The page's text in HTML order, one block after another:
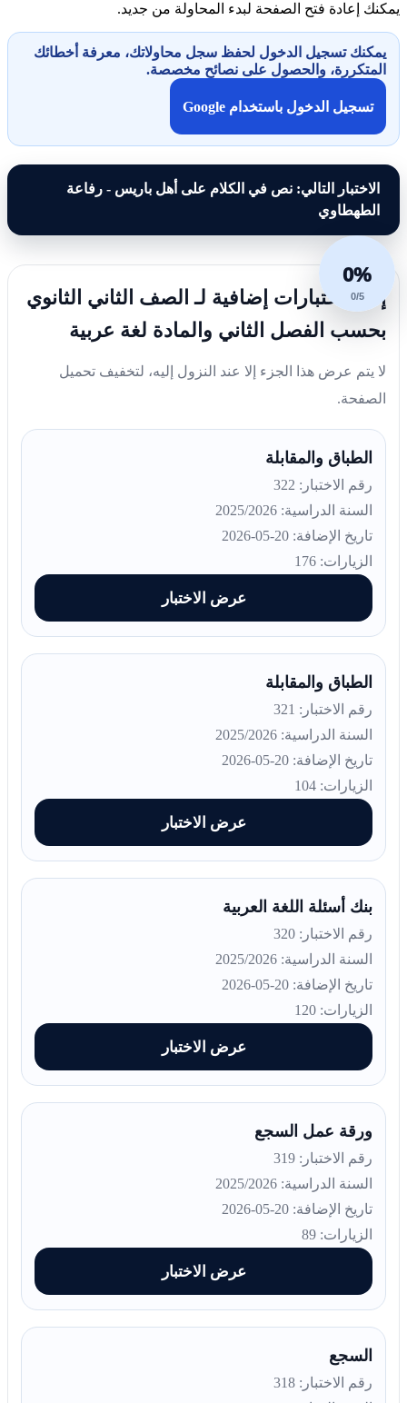
يمكنك إعادة فتح الصفحة لبدء المحاولة من جديد.
يمكنك تسجيل الدخول لحفظ سجل محاولاتك، معرفة أخطائك
المتكررة، والحصول على نصائح مخصصة.
تسجيل الدخول باستخدام Google
الاختبار التالي: نص في الكلام على أهل باريس - رفاعة
الطهطاوي
0%
0/5
إليك اختبارات إضافية لـ الصف الثاني الثانوي
بحسب الفصل الثاني والمادة لغة عربية
لا يتم عرض هذا الجزء إلا عند النزول إليه، لتخفيف تحميل
الصفحة.
الطباق والمقابلة
رقم الاختبار: 322
السنة الدراسية: 2025/2026
تاريخ الإضافة: 20-05-2026
الزيارات: 176
عرض الاختبار
الطباق والمقابلة
رقم الاختبار: 321
السنة الدراسية: 2025/2026
تاريخ الإضافة: 20-05-2026
الزيارات: 104
عرض الاختبار
بنك أسئلة اللغة العربية
رقم الاختبار: 320
السنة الدراسية: 2025/2026
تاريخ الإضافة: 20-05-2026
الزيارات: 120
عرض الاختبار
ورقة عمل السجع
رقم الاختبار: 319
السنة الدراسية: 2025/2026
تاريخ الإضافة: 20-05-2026
الزيارات: 89
عرض الاختبار
السجع
رقم الاختبار: 318